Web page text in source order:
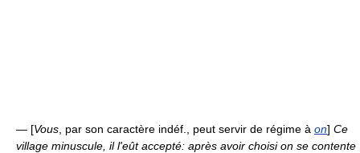
— [Vous , par son caractère indéf., peut servir de régime à on] Ce
village minuscule, il l'eût accepté: après avoir choisi on se contente